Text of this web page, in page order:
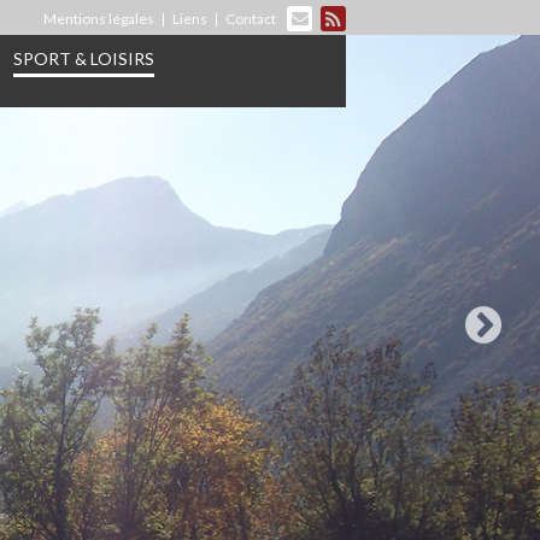
Mentions légales Liens Contact
SPORT & LOISIRS